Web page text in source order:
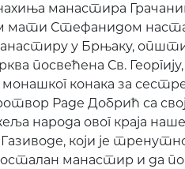
манастира
мати Стефанидом
у Брњаку,
посвећена Св.
монашког конака за
Раде Добрић са
народа овог краја
који је
манастир и да